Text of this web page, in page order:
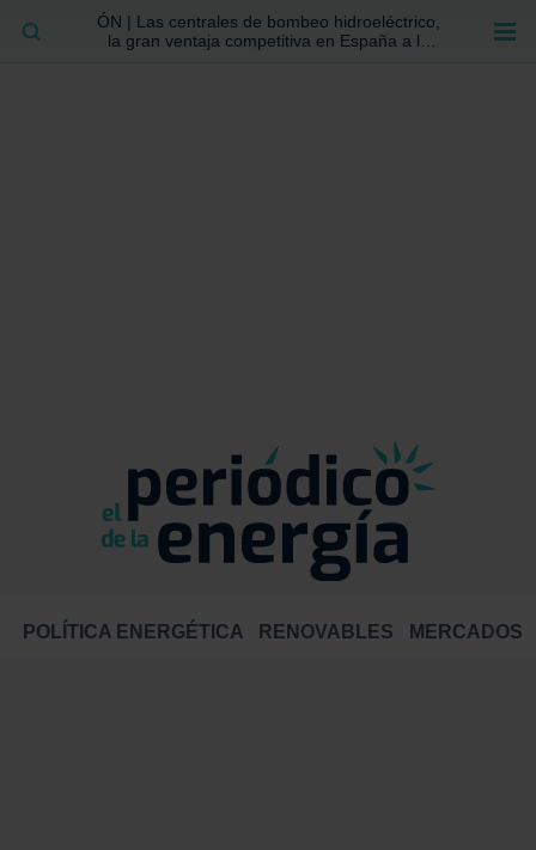
ÓN | Las centrales de bombeo hidroeléctrico,
la gran ventaja competitiva en España a la
POLÍTICA ENERGÉTICA RENOVABLES MERCADOS
BUSCAR